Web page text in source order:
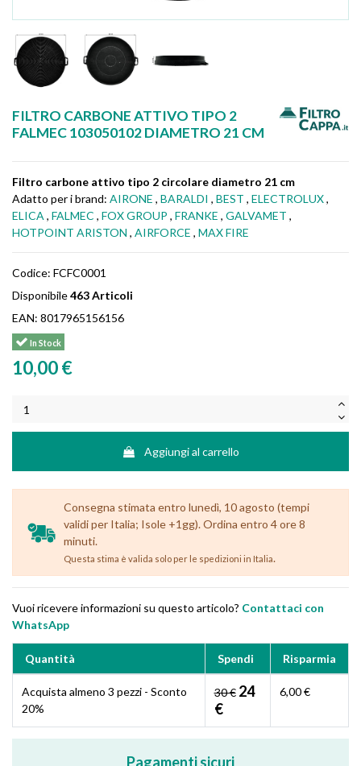
FILTRO CARBONE ATTIVO TIPO 2
FALMEC 103050102 DIAMETRO 21 CM
Filtro carbone attivo tipo 2 circolare diametro 21 cm
Adatto per i brand: AIRONE , BARALDI , BEST , ELECTROLUX,
ELICA , FALMEC , FOX GROUP , FRANKE , GALVAMET ,
HOTPOINT ARISTON , AIRFORCE , MAX FIRE
Codice: FCFC0001
Disponibile463 Articoli
EAN: 8017965156156
In Stock
10,00 €
Aggiungi al carrello
Consegna stimata entro lunedì, 10 agosto (tempi
validi per Italia; Isole +1gg). Ordina entro 4 ore 8
minuti.
Questa stima è valida solo per le spedizioni in Italia.
Vuoi ricevere informazioni su questo articolo? Contattaci con
WhatsApp
Quantità Spendi Risparmia
Acquista almeno 3 pezzi - Sconto
20%
30 € 24
€
6,00 €
Pagamenti sicuri